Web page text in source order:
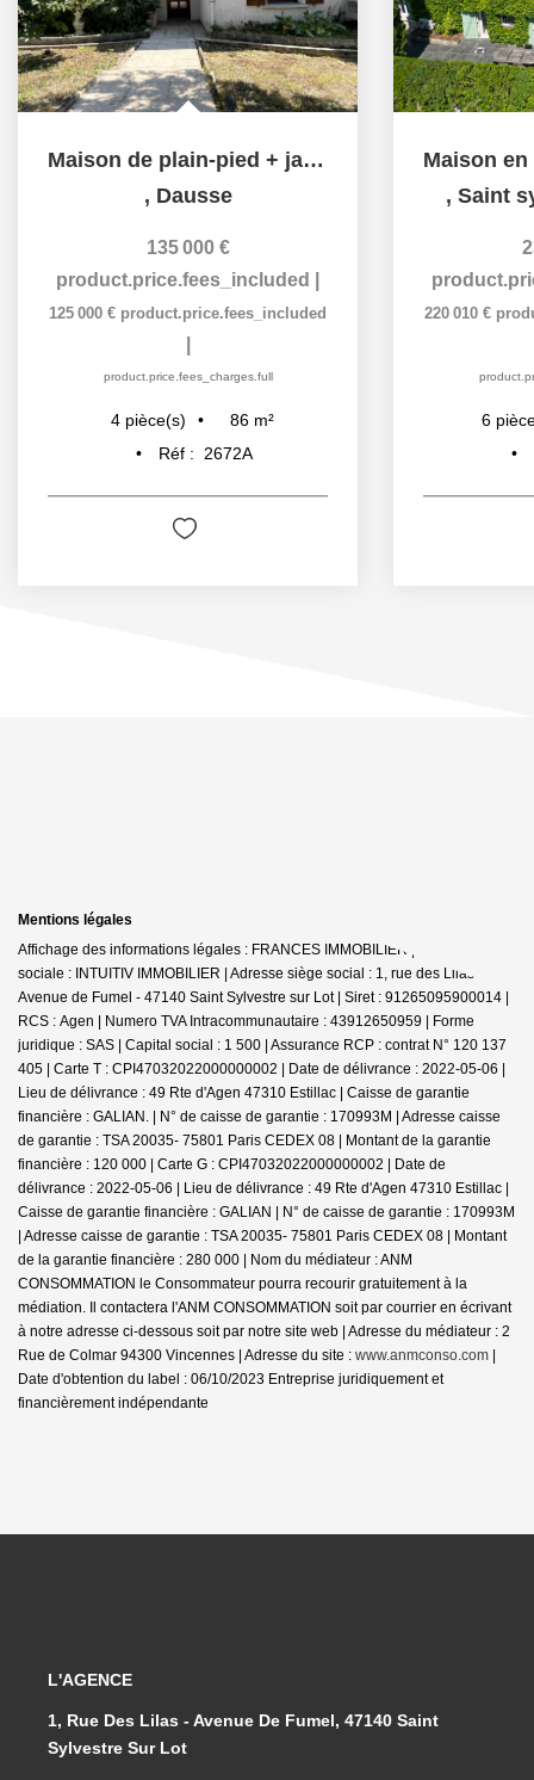
Maison de plain-pied + jardin à Dausse
, Dausse
135 000 €
product.price.fees_included
125 000 € product.price.fees_included
product.price.fees_charges.full
4 pièce(s) 86 m²
Réf :
2672A
, Saint
220 010 €
6
Mentions légales
Affichage des informations légales : FRANCES IMMOBILIER | Raison
sociale : INTUITIV IMMOBILIER | Adresse siège social : 1, rue des Lilas -
Avenue de Fumel - 47140 Saint Sylvestre sur Lot | Siret : 91265095900014 |
RCS : Agen | Numero TVA Intracommunautaire : 43912650959 | Forme
juridique : SAS | Capital social : 1 500 | Assurance RCP : contrat N° 120 137
405 | Carte T : CPI47032022000000002 | Date de délivrance : 2022-05-06 |
Lieu de délivrance : 49 Rte d'Agen 47310 Estillac | Caisse de garantie
financière : GALIAN. | N° de caisse de garantie : 170993M | Adresse caisse
de garantie : TSA 20035- 75801 Paris CEDEX 08 | Montant de la garantie
financière : 120 000 | Carte G : CPI47032022000000002 | Date de
délivrance : 2022-05-06 | Lieu de délivrance : 49 Rte d'Agen 47310 Estillac |
Caisse de garantie financière : GALIAN | N° de caisse de garantie : 170993M
| Adresse caisse de garantie : TSA 20035- 75801 Paris CEDEX 08 | Montant
de la garantie financière : 280 000 | Nom du médiateur : ANM
CONSOMMATION le Consommateur pourra recourir gratuitement à la
médiation. Il contactera l'ANM CONSOMMATION soit par courrier en écrivant
à notre adresse ci-dessous soit par notre site web | Adresse du médiateur : 2
Rue de Colmar 94300 Vincennes | Adresse du site : www.anmconso.com |
Date d'obtention du label : 06/10/2023 Entreprise juridiquement et
financièrement indépendante
L'AGENCE
1, Rue Des Lilas - Avenue De Fumel, 47140 Saint
Sylvestre Sur Lot